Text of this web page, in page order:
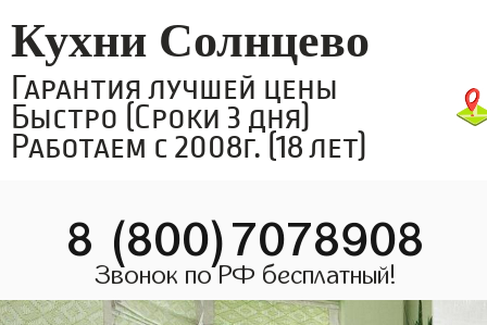
Кухни Солнцево
Гарантия лучшей цены
Быстро (Сроки 3 дня)
Работаем с 2008г. (18 лет)
8 (800)7078908
Звонок по РФ бесплатный!